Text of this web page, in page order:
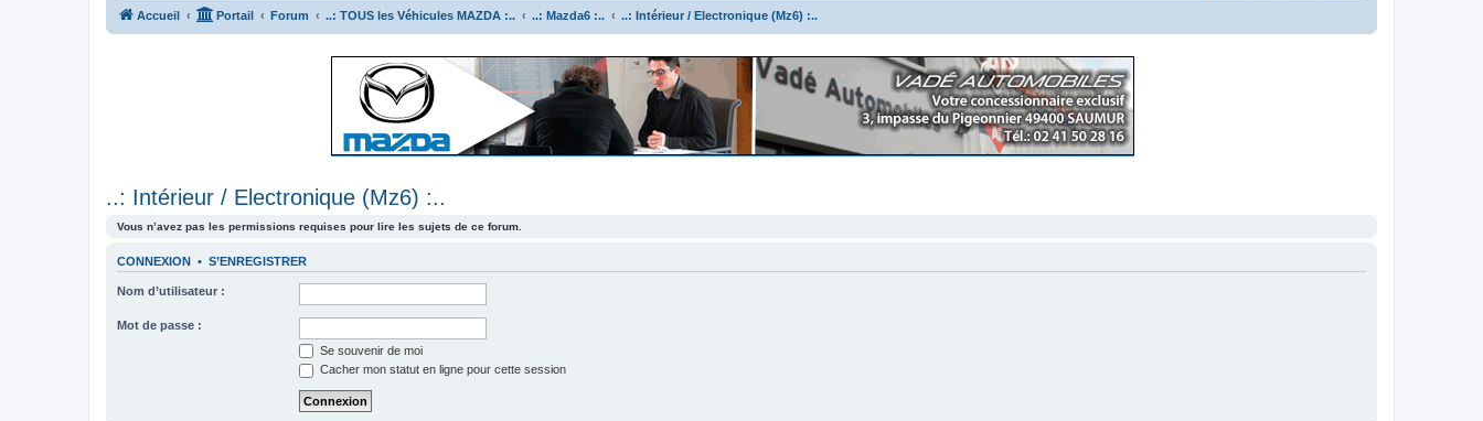
Accueil Portail Forum ..: TOUS les Véhicules MAZDA :.. ..: Mazda6 :.. ..: Intérieur / Electronique (Mz6) :..
..: Intérieur / Electronique (Mz6) :..
Vous n’avez pas les permissions requises pour lire les sujets de ce forum.
CONNEXION • S’ENREGISTRER
Nom d’utilisateur :
Mot de passe :
Se souvenir de moi
Cacher mon statut en ligne pour cette session